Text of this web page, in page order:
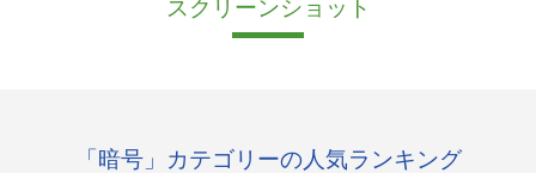
スクリーンショット
「暗号」カテゴリーの人気ランキング